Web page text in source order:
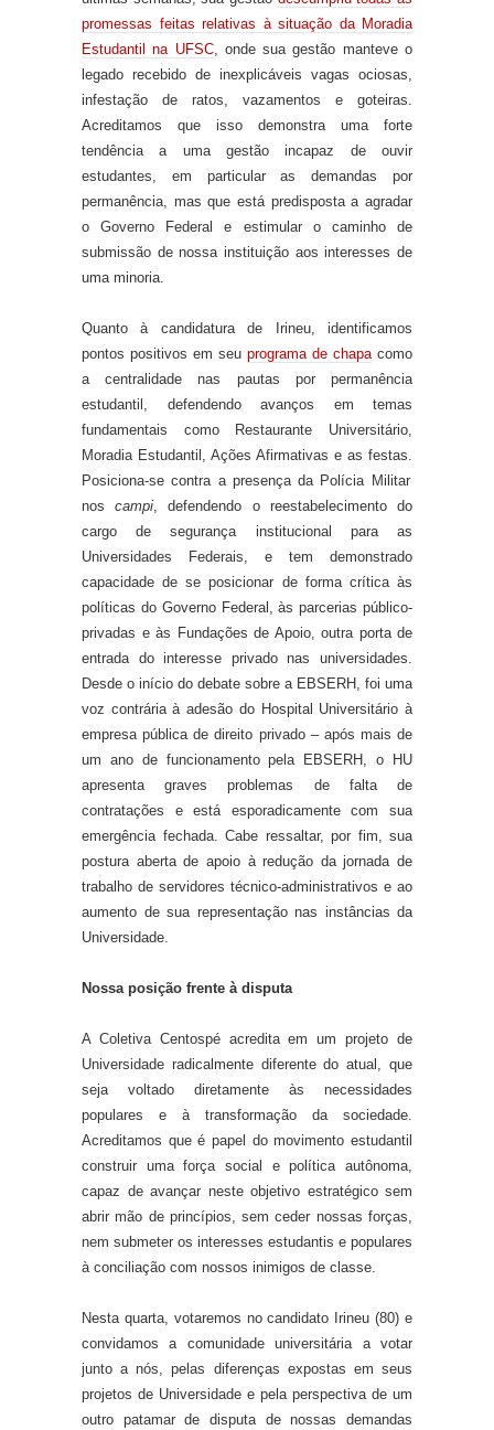
promessas feitas relativas à situação da Moradia
Estudantil na UFSC, onde sua gestão manteve o
legado recebido de inexplicáveis vagas ociosas,
infestação de ratos, vazamentos e goteiras.
Acreditamos que isso demonstra uma forte
tendência a uma gestão incapaz de ouvir
estudantes, em particular as demandas por
permanência, mas que está predisposta a agradar
o Governo Federal e estimular o caminho de
submissão de nossa instituição aos interesses de
uma minoria.
Quanto à candidatura de Irineu, identificamos
pontos positivos em seu programa de chapa como
a centralidade nas pautas por permanência
estudantil, defendendo avanços em temas
fundamentais como Restaurante Universitário,
Moradia Estudantil, Ações Afirmativas e as festas.
Posiciona-se contra a presença da Polícia Militar
noscampi, defendendo o reestabelecimento do
cargo de segurança institucional para as
Universidades Federais, e tem demonstrado
capacidadedese posicionar de forma crítica às
políticas do Governo Federal, às parcerias público-
privadas e às Fundações de Apoio, outra porta de
entrada do interesse privadonas universidades.
Desde o início do debate sobre a EBSERH, foi uma
voz contrária à adesão do Hospital Universitário à
empresa pública de direito privado – após mais de
um ano de funcionamento pela EBSERH, o HU
apresenta graves problemas de falta de
contratações e está esporadicamente com sua
emergência fechada. Cabe ressaltar, por fim, sua
postura aberta de apoio à redução da jornada de
trabalho de servidores técnico-administrativos e ao
aumento de sua representação nas instâncias da
Universidade.
Nossa posição frente à disputa
A Coletiva Centospé acredita em um projeto de
Universidade radicalmente diferente do atual, que
seja voltado diretamente às necessidades
populares e à transformação da sociedade.
Acreditamos que é papel do movimento estudantil
construir uma força social e política autônoma,
capaz de avançar neste objetivo estratégico sem
abrir mão de princípios, sem ceder nossas forças,
nem submeter os interesses estudantis e populares
à conciliação com nossos inimigos de classe.
Nesta quarta, votaremos no candidato Irineu (80) e
convidamos a comunidade universitária a votar
junto a nós, pelas diferenças expostas em seus
projetos de Universidade e pela perspectiva de um
outro patamar de disputa de nossas demandas